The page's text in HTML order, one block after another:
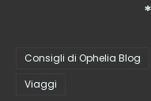
Consigli di Ophelia Blog
Viaggi